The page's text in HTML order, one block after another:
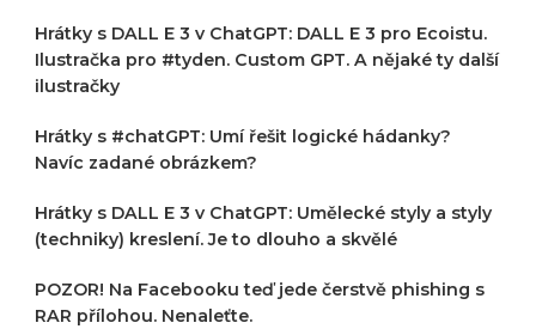
Hrátky s DALL E 3 v ChatGPT: DALL E 3 pro Ecoistu.
Ilustračka pro #tyden. Custom GPT. A nějaké ty další
ilustračky
Hrátky s #chatGPT: Umí řešit logické hádanky?
Navíc zadané obrázkem?
Hrátky s DALL E 3 v ChatGPT: Umělecké styly a styly
(techniky) kreslení. Je to dlouho a skvělé
POZOR! Na Facebooku teď jede čerstvě phishing s
RAR přílohou. Nenaleťte.